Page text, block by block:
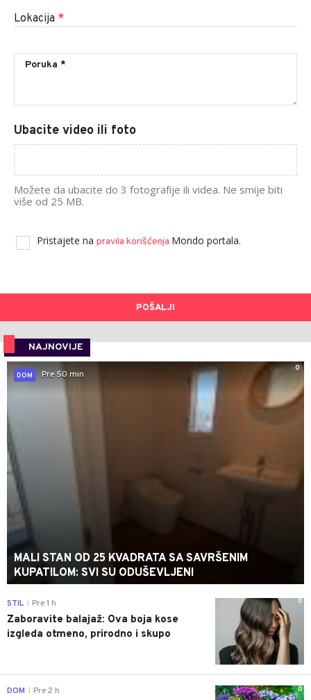
Lokacija *
Ubacite video ili foto
Možete da ubacite do 3 fotografije ili videa. Ne smije biti
više od 25 MB.
Pristajete na pravila korišćenja Mondo portala.
POŠALJI
NAJNOVIJE
0
DOM
Pre 50 min
MALI STAN OD 25 KVADRATA SA SAVRŠENIM
KUPATILOM: SVI SU ODUŠEVLJENI
0
STIL Pre 1 h
Zaboravite balajaž: Ova boja kose
izgleda otmeno, prirodno i skupo
0
DOM Pre 2 h